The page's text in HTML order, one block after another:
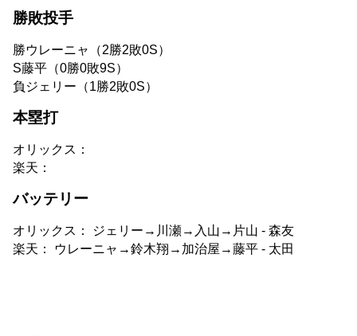
勝敗投手
勝ウレーニャ（2勝2敗0S）
S藤平（0勝0敗9S）
負 ジェリー（1勝2敗0S）
本塁打
オリックス：
楽天：
バッテリー
オリックス： ジェリー→川瀬→入山→片山 - 森友
楽天： ウレーニャ→鈴木翔→加治屋→藤平 - 太田